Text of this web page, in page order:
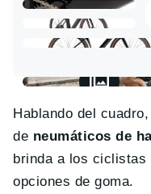
Hablando del
de neumáticos de
brinda a los ciclistas
opciones de goma.